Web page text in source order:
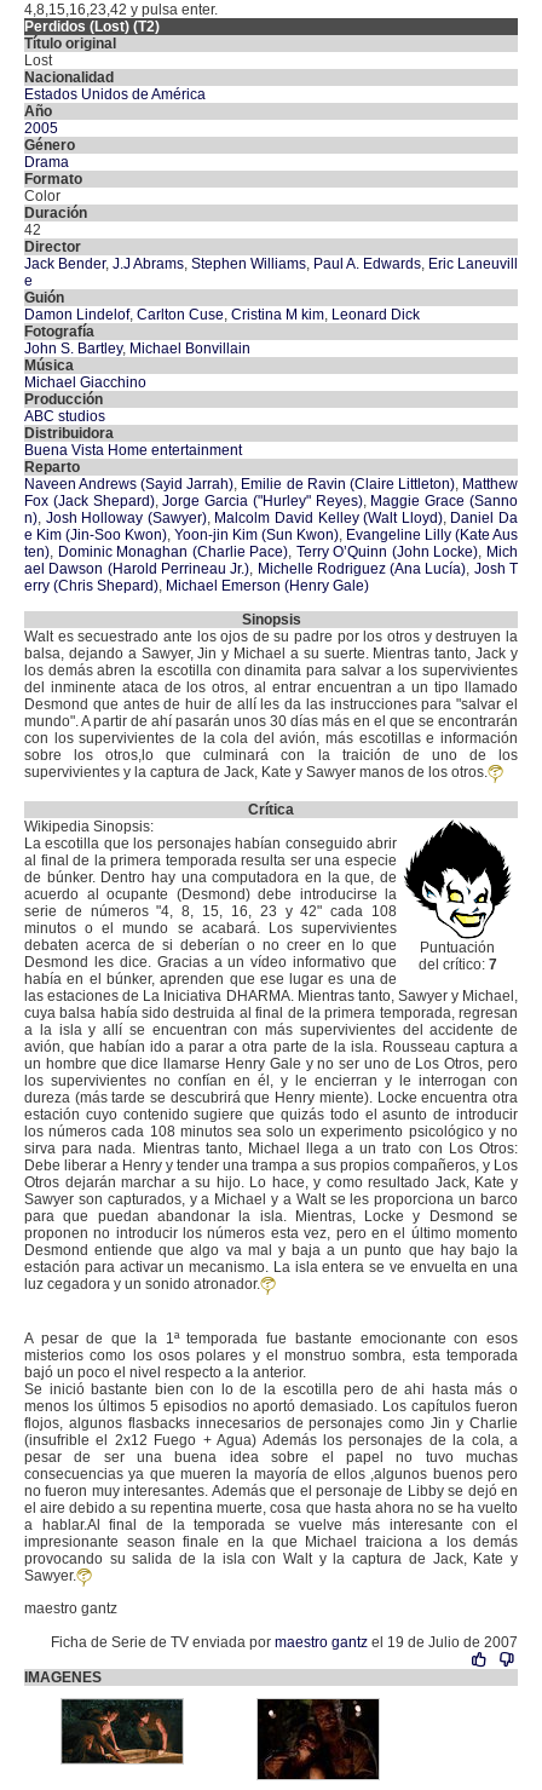
4,8,15,16,23,42 y pulsa enter.
Perdidos (Lost) (T2)
Título original
Lost
Nacionalidad
Estados Unidos de América
Año
2005
Género
Drama
Formato
Color
Duración
42
Director
Jack Bender, J.J Abrams, Stephen Williams, Paul A. Edwards, Eric Laneuvill
e
Guión
Damon Lindelof, Carlton Cuse, Cristina M kim, Leonard Dick
Fotografía
John S. Bartley, Michael Bonvillain
Música
Michael Giacchino
Producción
ABC studios
Distribuidora
Buena Vista Home entertainment
Reparto
Naveen Andrews (Sayid Jarrah), Emilie de Ravin (Claire Littleton), Matthew
Fox (Jack Shepard),Jorge Garcia ("Hurley" Reyes), Maggie Grace (Sanno
n), Josh Holloway (Sawyer), Malcolm David Kelley (Walt Lloyd), Daniel Da
e Kim (Jin-Soo Kwon), Yoon-jin Kim (Sun Kwon), Evangeline Lilly (Kate Aus
ten), Dominic Monaghan (Charlie Pace), Terry O’Quinn (John Locke), Mich
ael Dawson (Harold Perrineau Jr.), Michelle Rodriguez (Ana Lucía), Josh T
erry (Chris Shepard), Michael Emerson (Henry Gale)
Sinopsis
Walt es secuestrado ante los ojos de su padre por los otros y destruyen la
balsa, dejando a Sawyer, Jin y Michael a su suerte. Mientras tanto, Jack y
los demás abren la escotilla con dinamita para salvar a los supervivientes
del inminente ataca de los otros, al entrar encuentran a un tipo llamado
Desmond que antes de huir de allí les da las instrucciones para "salvar el
mundo". A partir de ahí pasarán unos 30 días más en el que se encontrarán
con los supervivientes de la cola del avión, más escotillas e información
sobre los otros,lo que culminará con la traición de uno de los
supervivientes y la captura de Jack, Kate y Sawyer manos de los otros.
Crítica
Puntuación
del crítico: 7
Wikipedia Sinopsis:
La escotilla que los personajes habían conseguido abrir
al final de la primera temporada resulta ser una especie
de búnker. Dentro hay una computadora en la que, de
acuerdo al ocupante (Desmond) debe introducirse la
serie de números "4, 8, 15, 16, 23 y 42" cada 108
minutos o el mundo se acabará. Los supervivientes
debaten acerca de si deberían o no creer en lo que
Desmond les dice. Gracias a un vídeo informativo que
había en el búnker, aprenden que ese lugar es una de
las estaciones de La Iniciativa DHARMA. Mientras tanto, Sawyer y Michael,
cuya balsa había sido destruida al final de la primera temporada, regresan
a la isla y allí se encuentran con más supervivientes del accidente de
avión, que habían ido a parar a otra parte de la isla. Rousseau captura a
un hombre que dice llamarse Henry Gale y no ser uno de Los Otros, pero
los supervivientes no confían en él, y le encierran y le interrogan con
dureza (más tarde se descubrirá que Henry miente). Locke encuentra otra
estación cuyo contenido sugiere que quizás todo el asunto de introducir
los números cada 108 minutos sea solo un experimento psicológico y no
sirva para nada. Mientras tanto, Michael llega a un trato con Los Otros:
Debe liberar a Henry y tender una trampa a sus propios compañeros, y Los
Otros dejarán marchar a su hijo. Lo hace, y como resultado Jack, Kate y
Sawyer son capturados, y a Michael y a Walt se les proporciona un barco
para que puedan abandonar la isla. Mientras, Locke y Desmond se
proponen no introducir los números esta vez, pero en el último momento
Desmond entiende que algo va mal y baja a un punto que hay bajo la
estación para activar un mecanismo. La isla entera se ve envuelta en una
luz cegadora y un sonido atronador.
A pesar de que la 1ª temporada fue bastante emocionante con esos
misterios como los osos polares y el monstruo sombra, esta temporada
bajó un poco el nivel respecto a la anterior.
Se inició bastante bien con lo de la escotilla pero de ahi hasta más o
menos los últimos 5 episodios no aportó demasiado. Los capítulos fueron
flojos, algunos flasbacks innecesarios de personajes como Jin y Charlie
(insufrible el 2x12 Fuego + Agua) Además los personajes de la cola, a
pesar de ser una buena idea sobre el papel no tuvo muchas
consecuencias ya que mueren la mayoría de ellos ,algunos buenos pero
no fueron muy interesantes. Además que el personaje de Libby se dejó en
el aire debido a su repentina muerte, cosa que hasta ahora no se ha vuelto
a hablar.Al final de la temporada se vuelve más interesante con el
impresionante season finale en la que Michael traiciona a los demás
provocando su salida de la isla con Walt y la captura de Jack, Kate y
Sawyer.
maestro gantz
Ficha de Serie de TV enviada por maestro gantz el 19 de Julio de 2007
IMAGENES